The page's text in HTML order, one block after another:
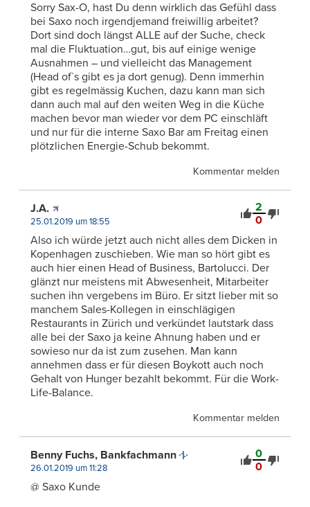
Sorry Sax-O, hast Du denn wirklich das Gefühl dass
bei Saxo noch irgendjemand freiwillig arbeitet?
Dort sind doch längst ALLE auf der Suche, check
mal die Fluktuation…gut, bis auf einige wenige
Ausnahmen – und vielleicht das Management
(Head of`s gibt es ja dort genug). Denn immerhin
gibt es regelmässig Kuchen, dazu kann man sich
dann auch mal auf den weiten Weg in die Küche
machen bevor man wieder vor dem PC einschläft
und nur für die interne Saxo Bar am Freitag einen
plötzlichen Energie-Schub bekommt.
Kommentar melden
2
0
J.A.
25.01.2019 um 18:55
Also ich würde jetzt auch nicht alles dem Dicken in
Kopenhagen zuschieben. Wie man so hört gibt es
auch hier einen Head of Business, Bartolucci. Der
glänzt nur meistens mit Abwesenheit, Mitarbeiter
suchen ihn vergebens im Büro. Er sitzt lieber mit so
manchem Sales-Kollegen in einschlägigen
Restaurants in Zürich und verkündet lautstark dass
alle bei der Saxo ja keine Ahnung haben und er
sowieso nur da ist zum zusehen. Man kann
annehmen dass er für diesen Boykott auch noch
Gehalt von Hunger bezahlt bekommt. Für die Work-
Life-Balance.
Kommentar melden
0
0
Benny Fuchs, Bankfachmann
26.01.2019 um 11:28
@ Saxo Kunde